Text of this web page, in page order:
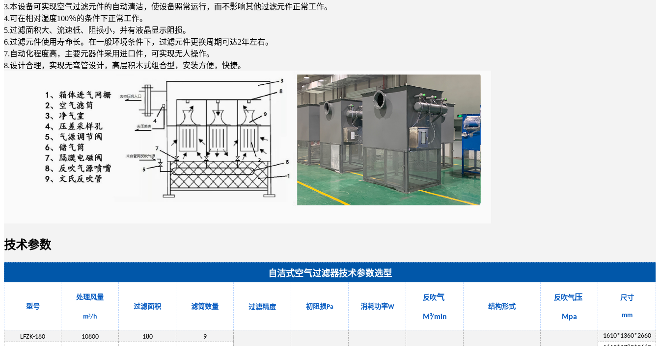
3.本设备可实现空气过滤元件的自动清洁，使设备照常运行，而不影响其他过滤元件正常工作。
4.可在相对湿度100％的条件下正常工作。
5.过滤面积大、流速低、阻损小，并有液晶显示阻损。
6.过滤元件使用寿命长。在一般环境条件下，过滤元件更换周期可达2年左右。
7.自动化程度高，主要元器件采用进口件，可实现无人操作。
8.设计合理，实现无弯管设计，高层积木式组合型，安装方便，快捷。
技术参数
自洁式空气过滤器技术参数选型
型号
处理风量
m³/h
过滤面积 滤筒数量 过滤精度 初阻损Pa 消耗功率W
反吹气
M³/min
结构形式
反吹气压
Mpa
尺寸
mm
LFZK-180 10800 180 9 1610*1360*2660